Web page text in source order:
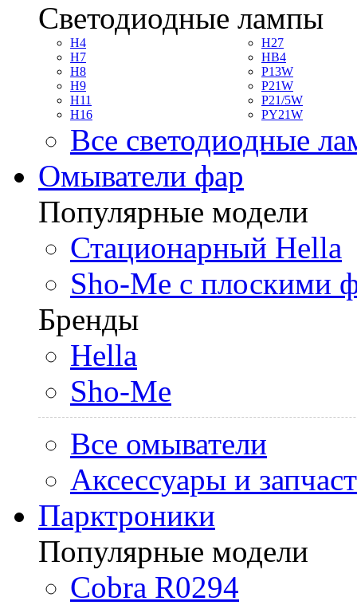
Светодиодные лампы
H4
H7
H8
H9
H11
H16
H27
HB4
P13W
P21W
P21/5W
PY21W
Все светодиодные
Омыватели фар
Популярные модели
Стационарный Hella
Sho-Me с плоскими
Бренды
Hella
Sho-Me
Все омыватели
Аксессуары и
Парктроники
Популярные модели
Cobra R0294